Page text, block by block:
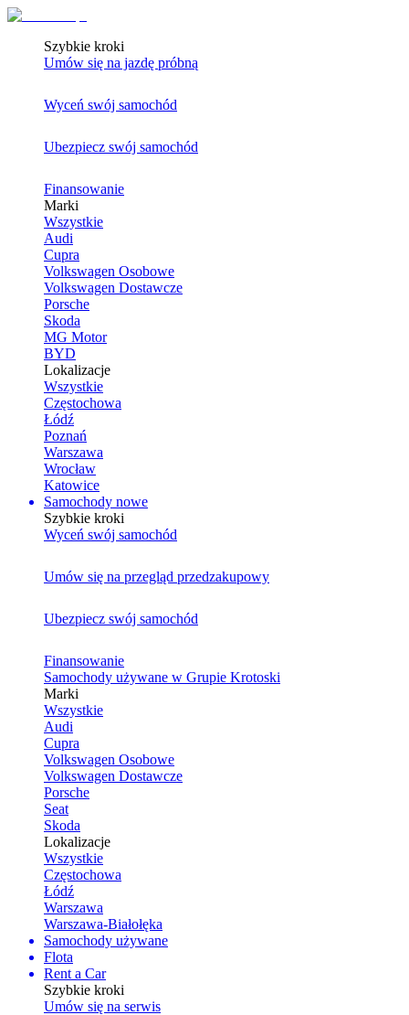
Szybkie kroki
Umów się na jazdę próbną
Wyceń swój samochód
Ubezpiecz swój samochód
Finansowanie
Marki
Wszystkie
Audi
Cupra
Volkswagen Osobowe
Volkswagen Dostawcze
Porsche
Skoda
MG Motor
BYD
Lokalizacje
Wszystkie
Częstochowa
Łódź
Poznań
Warszawa
Wrocław
Katowice
Samochody nowe
Szybkie kroki
Wyceń swój samochód
Umów się na przegląd przedzakupowy
Ubezpiecz swój samochód
Finansowanie
Samochody używane w Grupie Krotoski
Marki
Wszystkie
Audi
Cupra
Volkswagen Osobowe
Volkswagen Dostawcze
Porsche
Seat
Skoda
Lokalizacje
Wszystkie
Częstochowa
Łódź
Warszawa
Warszawa-Białołęka
Samochody używane
Flota
Rent a Car
Szybkie kroki
Umów się na serwis